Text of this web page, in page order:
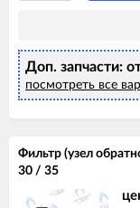
Доп. запчасти:
посмотреть все
Фильтр (узел
30 / 35